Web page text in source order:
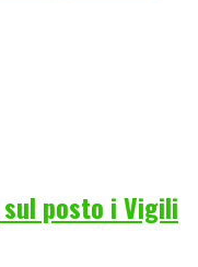
posto i Vigili